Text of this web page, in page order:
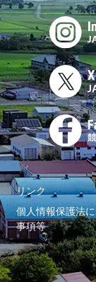
リンク
個人情報保護法
事項等